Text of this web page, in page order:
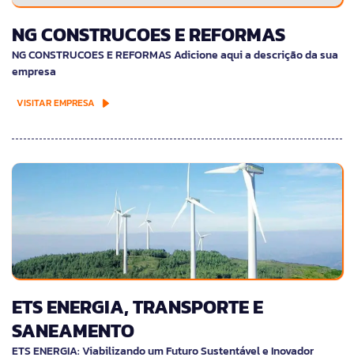
NG CONSTRUCOES E REFORMAS
NG CONSTRUCOES E REFORMAS Adicione aqui a descrição da sua
empresa
VISITAR EMPRESA
ETS ENERGIA, TRANSPORTE E
SANEAMENTO
ETS ENERGIA: Viabilizando um Futuro Sustentável e Inovador